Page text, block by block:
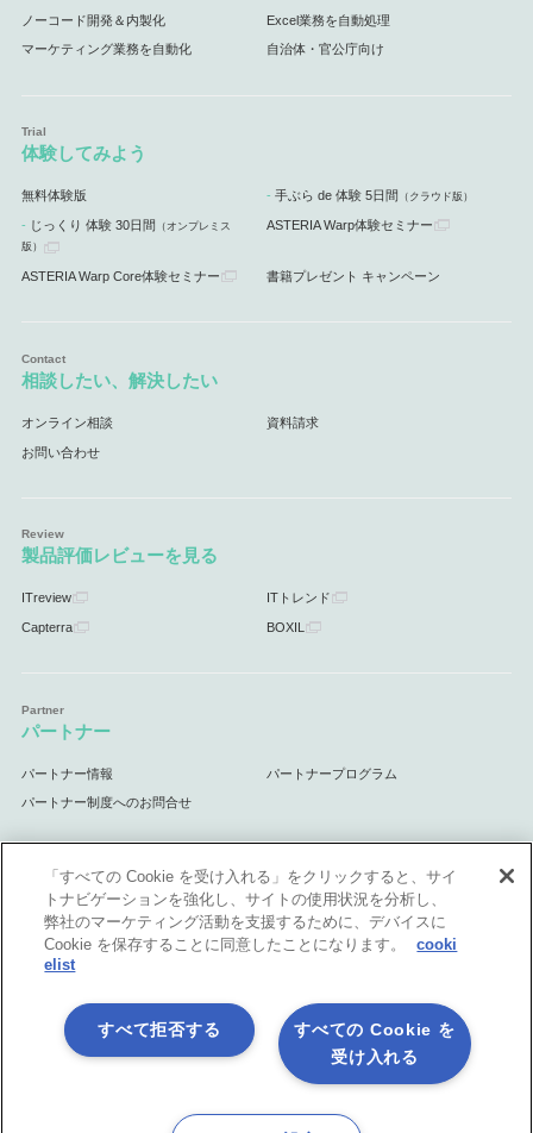
ノーコード開発＆内製化 Excel業務を自動処理
マーケティング業務を自動化 自治体・官公庁向け
体験してみよう
無料体験版 手ぶら de 体験 5日間 （クラウド版）
じっくり 体験 30日間 （オンプレミス
版）
ASTERIA Warp体験セミナー
ASTERIA Warp Core体験セミナー 書籍プレゼント キャンペーン
相談したい、解決したい
オンライン相談 資料請求
お問い合わせ
製品評価レビューを見る
ITreview ITトレンド
Capterra BOXIL
パートナー
パートナー情報 パートナープログラム
パートナー制度へのお問合せ
サポート
サポート情報
各社商標について
会社情報
「すべての Cookie を受け入れる」をクリックすると、サイ
トナビゲーションを強化し、サイトの使用状況を分析し、
弊社のマーケティング活動を支援するために、デバイスに
Cookie を保存することに同意したことになります。
cooki
elist
すべての Cookie を
受け入れる
すべて拒否する